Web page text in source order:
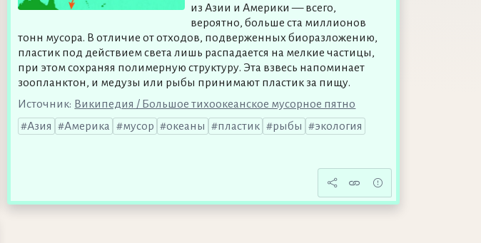
из Азии и Америки — всего,
вероятно, больше ста миллионов
тонн мусора. В отличие от отходов, подверженных биоразложению,
пластик под действием света лишь распадается на мелкие частицы,
при этом сохраняя полимерную структуру. Эта взвесь напоминает
зоопланктон, и медузы или рыбы принимают пластик за пищу.
Источник: Википедия / Большое тихоокеанское мусорное пятно
Азия
Америка мусор океаны пластик рыбы экология